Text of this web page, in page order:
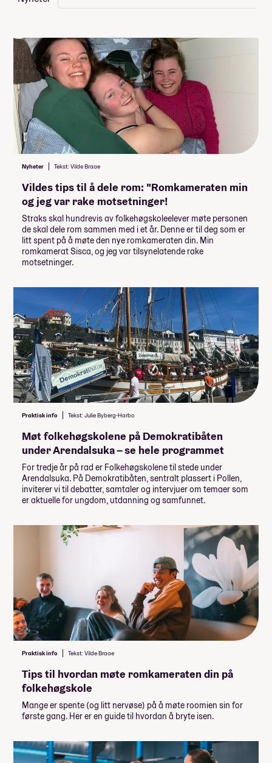
Nyheter Tekst: Vilde Braae
Vildes tips til å dele rom: "Romkameraten min
og jeg var rake motsetninger!
Straks skal hundrevis av folkehøgskoleelever møte personen
de skal dele rom sammen med i et år. Denne er til deg som er
litt spent på å møte den nye romkameraten din. Min
romkamerat Sisca, og jeg var tilsynelatende rake
motsetninger.
Praktisk info Tekst: Julie Byberg-Harbo
Møt folkehøgskolene på Demokratibåten
under Arendalsuka – se hele programmet
For tredje år på rad er Folkehøgskolene til stede under
Arendalsuka. På Demokratibåten, sentralt plassert i Pollen,
inviterer vi til debatter, samtaler og intervjuer om temaer som
er aktuelle for ungdom, utdanning og samfunnet.
Praktisk info Tekst: Vilde Braae
Tips til hvordan møte romkameraten din på
folkehøgskole
Mange er spente (og litt nervøse) på å møte roomien sin for
første gang. Her er en guide til hvordan å bryte isen.